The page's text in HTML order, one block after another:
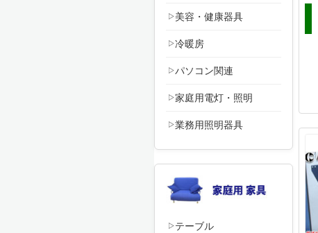
美容・健康器具
冷暖房
パソコン関連
家庭用電灯・照明
業務用照明器具
テーブル